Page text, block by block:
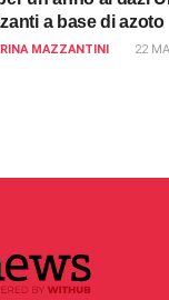
a base di azoto
MAZZANTINI 22